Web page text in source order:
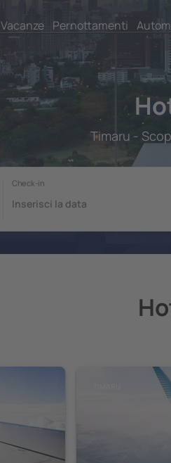
Vacanze Pernottamenti
Timaru -